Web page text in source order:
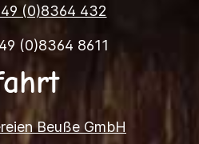
(0)8364 432
(0)8364 8611
Beuße GmbH